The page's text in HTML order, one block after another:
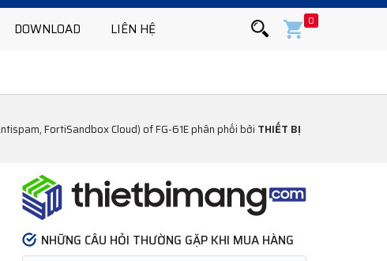
DOWNLOAD LIÊN HỆ 0
FortiSandbox Cloud) of FG-61E phân phối bởi THIẾT BỊ
NHỮNG CÂU HỎI THƯỜNG GẶP KHI MUA HÀNG